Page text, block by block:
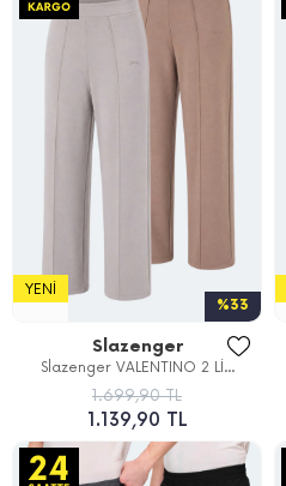
%33
YENI
Slazenger
Slazenger VALENTINO 2 Lİ...
1.699,90 TL
1.139,90 TL